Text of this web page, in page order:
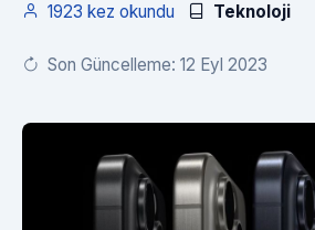
1923 kez okundu Teknoloji
Son Güncelleme: 12 Eyl 2023